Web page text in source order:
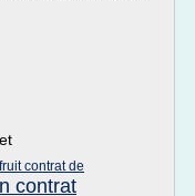
contrat de
contrat